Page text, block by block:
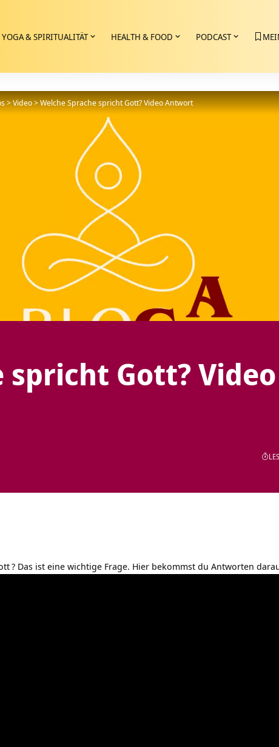
YOGA & SPIRITUALITÄT HEALTH & FOOD PODCAST
>Video>Welche Sprache spricht Gott? Video Antwort
spricht Gott? Video
? Das ist eine wichtige Frage. Hier bekommst du Antworten